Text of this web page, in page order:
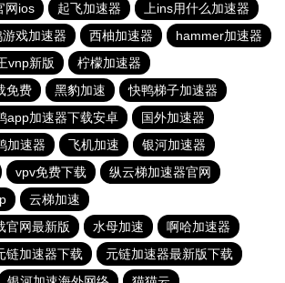
网ios
起飞加速器
上ins用什么加速器
戏加速器 西柚加速器
hammer加速器
vnp新版
柠檬加速器
免费
黑豹加速
快鸭梯子加速器
app加速器下载安卓
国外加速器
加速器 飞机加速
银河加速器
vpv免费下载
纵云梯加速器官网
云梯加速
官网最新版
水母加速
啊哈加速器
链加速器下载
元链加速器最新版下载